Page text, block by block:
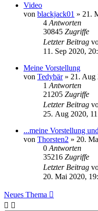
Video
von blackjack01 » 21.
4 Antworten
30845 Zugriffe
Letzter Beitrag
11. Sep 2020,
Meine Vorstellung
von Tedybär» 21. Aug
1 Antworten
21205 Zugriffe
Letzter Beitrag
25. Aug 2020,
...meine Vorstellung
von Thorsten2 » 20.
0 Antworten
35216 Zugriffe
Letzter Beitrag
20. Mai 2020,
Neues Thema